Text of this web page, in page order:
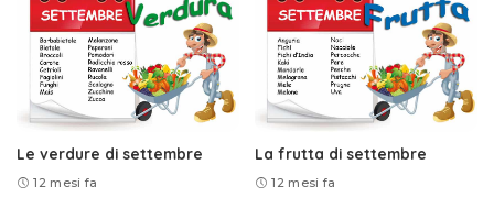
Le verdure di settembre
12 mesi fa
La frutta di settembre
12 mesi fa